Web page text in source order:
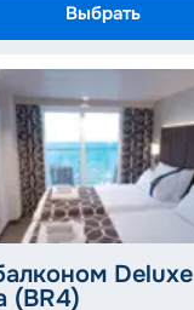
Выбрать
Deluxe
(BR4)